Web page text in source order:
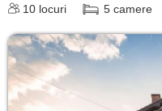
10 locuri 5 camere